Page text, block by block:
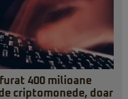
400 milioane
criptomonede, doar